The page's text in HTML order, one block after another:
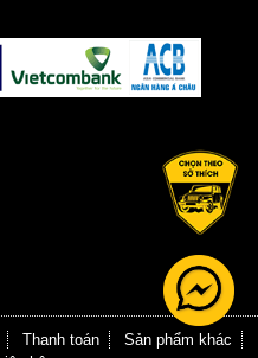
Thanh toán
Sản phẩm khác